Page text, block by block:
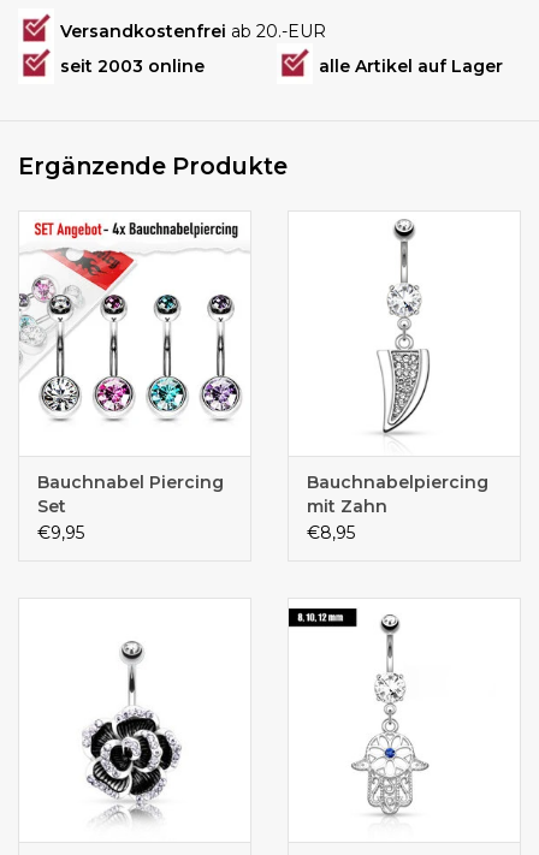
Versandkostenfrei ab 20.-EUR
seit 2003 online
alle Artikel auf Lager
Ergänzende Produkte
Bauchnabel Piercing
Set
€9,95
Bauchnabelpiercing
mit Zahn
€8,95